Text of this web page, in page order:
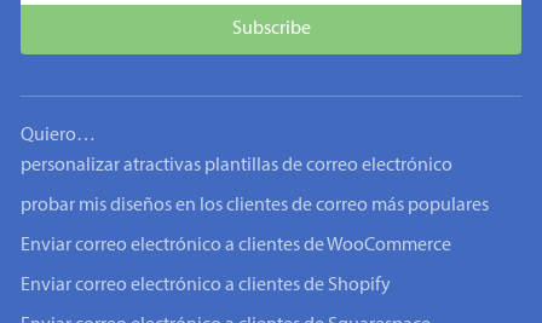
Quiero…
personalizar atractivas plantillas de correo electrónico
probar mis diseños en los clientes de correo más populares
Enviar correo electrónico a clientes de WooCommerce
Enviar correo electrónico a clientes de Shopify